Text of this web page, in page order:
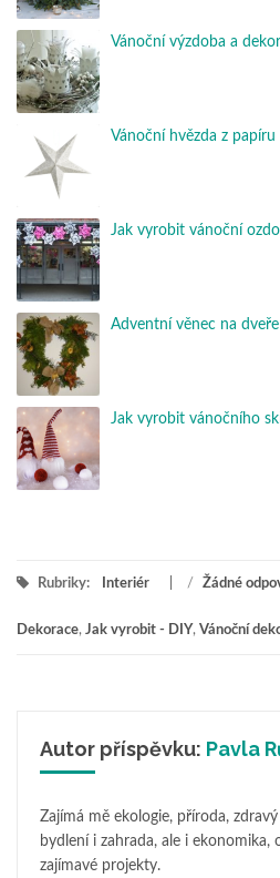
Vánoční výzdoba a
Vánoční hvězda z
Jak vyrobit vánoční
Adventní věnec na
Jak vyrobit vánočního
Rubriky: Interiér / Žádné
Dekorace, Jak vyrobit - DIY, Vánoční
Autor příspěvku: Pavla
Zajímá mě ekologie, příroda,
bydlení i zahrada, ale i ekonomika,
zajímavé projekty.